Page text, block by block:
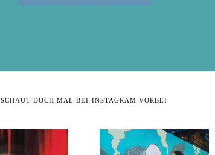
SCHAUT DOCH MAL BEI INSTAGRAM VORBEI